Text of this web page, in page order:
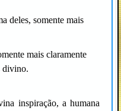
deles, somente mais
mais claramente
divino.
inspiração, a humana